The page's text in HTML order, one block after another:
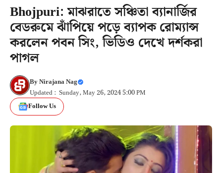
Bhojpuri: মাঝরাতে সঞ্চিতা ব্যানার্জির
বেডরুমে ঝাঁপিয়ে পড়ে ব্যাপক রোম্যান্স
করলেন পবন সিং, ভিডিও দেখে দর্শকরা
পাগল
ByNirajana Nag
Updated : Sunday, May 26, 2024 5:00 PM
Follow Us